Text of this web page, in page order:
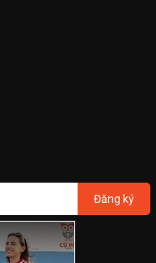
Đăng ký